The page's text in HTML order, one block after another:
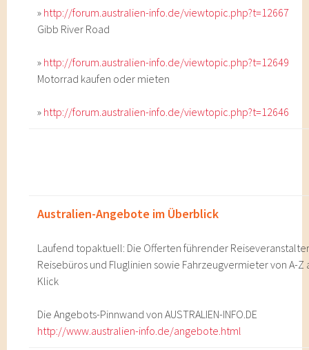
» http://forum.australien-info.de/viewtopic.php?t=12667
Gibb River Road
» http://forum.australien-info.de/viewtopic.php?t=12649
Motorrad kaufen oder mieten
» http://forum.australien-info.de/viewtopic.php?t=12646
Australien-Angebote im Überblick
Laufend topaktuell: Die Offerten führender
Reisebüros und Fluglinien sowie Fahrzeugvermieter von A-Z
Klick
Die Angebots-Pinnwand von AUSTRALIEN-INFO.DE
http://www.australien-info.de/angebote.html